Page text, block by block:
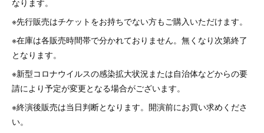
なります。
※先行販売はチケットをお持ちでない方もご購入いただけます。
※在庫は各販売時間帯で分かれておりません。無くなり次第終了
となります。
※新型コロナウイルスの感染拡大状況または自治体などからの要
請により予定が変更となる場合がございます。
※終演後販売は当日判断となります。開演前にお買い求めくださ
い。